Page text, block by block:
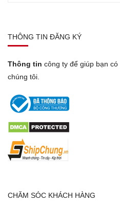
THÔNG TIN ĐĂNG KÝ
Thông tin công ty để giúp bạn
chúng tôi.
CHĂM SÓC KHÁCH HÀNG